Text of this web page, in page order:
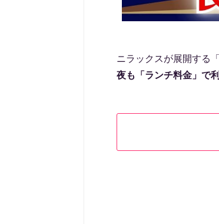
ニラックスが展開する「
夜も「ランチ料金」で